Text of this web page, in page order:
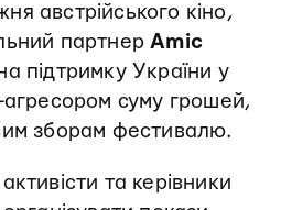
австрійського кіно,
партнерAmic
підтримку України у
агресором суму грошей,
зборам фестивалю.
та керівники